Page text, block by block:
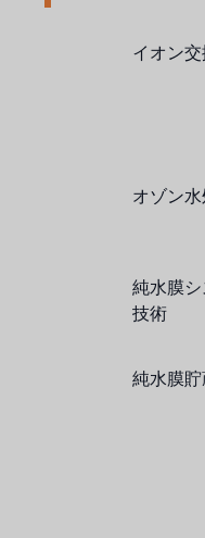
イオン
オゾン
純水膜シ
技術
純水膜